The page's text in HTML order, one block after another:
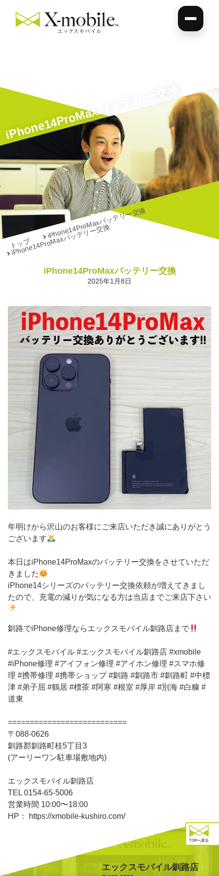
iPhone14ProMaxバッテリー交換
トップ
iPhone14ProMaxバッテリー交換
iPhone14ProMaxバッテリー交換
iPhone14ProMaxバッテリー交換
2025年1月8日
年明けから沢山のお客様にご来店いただき誠にありがとう
ございます
本日はiPhone14ProMaxのバッテリー交換をさせていただ
きました
iPhone14シリーズのバッテリー交換依頼が増えてきまし
たので、充電の減りが気になる方は当店までご来店下さい
釧路でiPhone修理ならエックスモバイル釧路店まで
#エックスモバイル #エックスモバイル釧路店 #xmobile
#iPhone修理 #アイフォン修理 #アイホン修理 #スマホ修
理 #携帯修理 #携帯ショップ #釧路 #釧路市 #釧路町 #中標
津 #弟子屈 #鶴居 #標茶 #阿寒 #根室 #厚岸 #別海 #白糠 #
道東
===========================
〒088-0626
釧路郡釧路町桂5丁目3
(アーリーワン駐車場敷地内)
エックスモバイル釧路店
TEL 0154-65-5006
営業時間 10:00〜18:00
HP： https://xmobile-kushiro.com/
エックスモバイル釧路店
TOPへ戻る